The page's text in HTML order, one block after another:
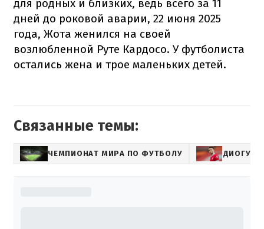
для родных и близких, ведь всего за 11
дней до роковой аварии, 22 июня 2025
года, Жота женился на своей
возлюбленной Руте Кардосо. У футболиста
остались жена и трое маленьких детей.
Связанные темы:
ЧЕМПИОНАТ МИРА ПО ФУТБОЛУ ДИОГУ